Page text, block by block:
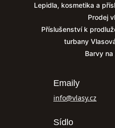
Lepidla, kosmetika a
Prodej
Příslušenství k
turbany
Barvy
Emaily
info@vlasy.cz
Sídlo